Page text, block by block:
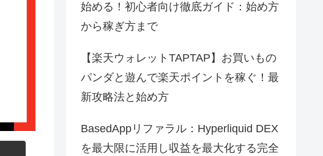
始める！初心者向け徹底ガイド：始め方
から稼ぎ方まで
【楽天ウォレットTAPTAP】お買いもの
パンダと遊んで楽天ポイントを稼ぐ！最
新攻略法と始め方
BasedAppリファラル：Hyperliquid DEX
を最大限に活用し収益を最大化する完全